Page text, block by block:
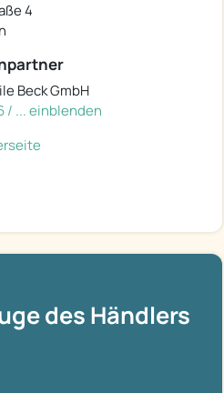
4
Beck GmbH
/ ... einblenden
des Händlers